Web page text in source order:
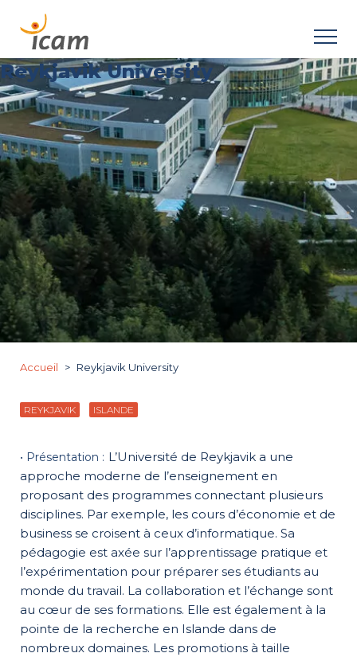
Reykjavik University
Accueil Reykjavik University
REYKJAVIK ISLANDE
L’Université de Reykjavik a une
approche moderne de l’enseignement en
proposant des programmes connectant plusieurs
disciplines. Par exemple, les cours d’économie et de
business se croisent à ceux d’informatique. Sa
pédagogie est axée sur l’apprentissage pratique et
l’expérimentation pour préparer ses étudiants au
monde du travail. La collaboration et l’échange sont
au cœur de ses formations. Elle est également à la
pointe de la recherche en Islande dans de
nombreux domaines. Les promotions à taille